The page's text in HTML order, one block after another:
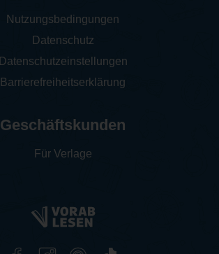
Nutzungsbedingungen
Datenschutz
Datenschutzeinstellungen
Barrierefreiheitserklärung
Geschäftskunden
Für Verlage